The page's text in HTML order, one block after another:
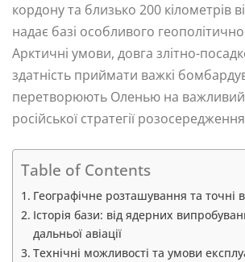
кордону та близько 200 кілометрів
надає базі особливого
Арктичні умови, довга злітно-
здатність приймати важкі
перетворюють Оленью на
російської стратегії розосередження
Table of Contents
Географічне розташування та точні
Історія бази: від ядерних
дальньої авіації
Технічні можливості та умови